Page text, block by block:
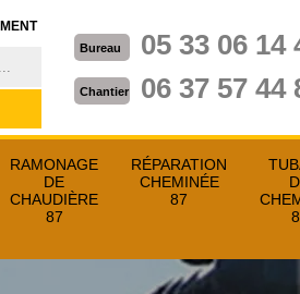
Bureau 05 33 06 14
Chantier 06 37 57 44
RAMONAGE
DE
CHAUDIÈRE
87
RÉPARATION
CHEMINÉE
87